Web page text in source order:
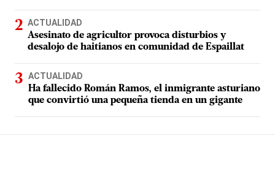
ACTUALIDAD
Asesinato de agricultor provoca disturbios y
desalojo de haitianos en comunidad de Espaillat
ACTUALIDAD
Ha fallecido Román Ramos, el inmigrante asturiano
que convirtió una pequeña tienda en un gigante